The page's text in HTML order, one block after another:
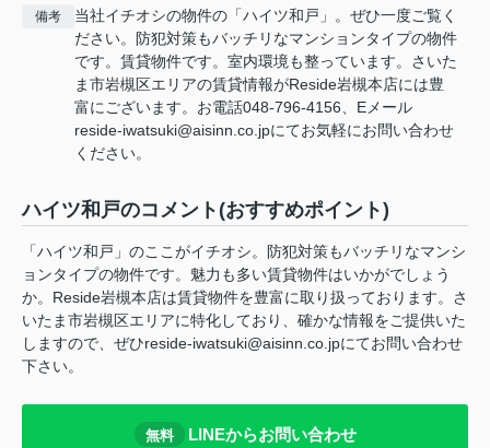
備考
当社イチオシの物件の「ハイツ和戸」。ぜひ一度ご覧く
ださい。防犯対策もバッチリなマンションタイプの物件
です。賃貸物件です。室内環境も整っています。さいた
ま市岩槻区エリアの賃貸情報がReside岩槻本店には豊
富にございます。お電話048-796-4156、Eメール
reside-iwatsuki@aisinn.co.jpにてお気軽にお問い合わせ
ください。
ハイツ和戸のコメント(おすすめポイント)
「ハイツ和戸」のここがイチオシ。防犯対策もバッチリなマンシ
ョンタイプの物件です。魅力も多い賃貸物件はいかがでしょう
か。Reside岩槻本店は賃貸物件を豊富に取り扱っております。さ
いたま市岩槻区エリアに特化しており、確かな情報をご提供いた
しますので、ぜひreside-iwatsuki@aisinn.co.jpにてお問い合わせ
下さい。
無料 LINEからお問い合わせ